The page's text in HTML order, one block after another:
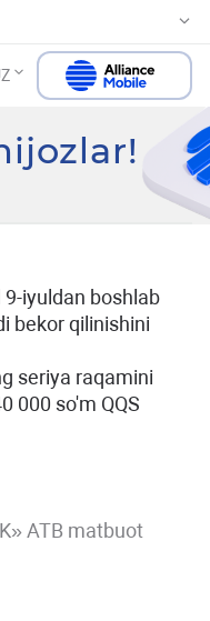
9-iyuldan boshlab
bekor qilinishini
seriya raqamini
000 so'm QQS
ATB matbuot